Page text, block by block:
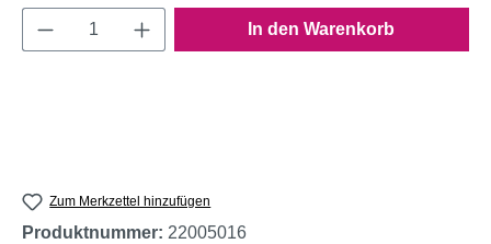
Produkt Anzahl: Gib den gewünschten
In den Warenkorb
Zum Merkzettel hinzufügen
Produktnummer: 22005016